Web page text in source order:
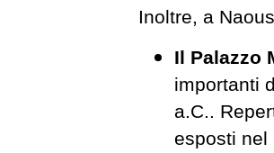
Inoltre, a
Il Palazzo
importanti
a.C..
esposti nel